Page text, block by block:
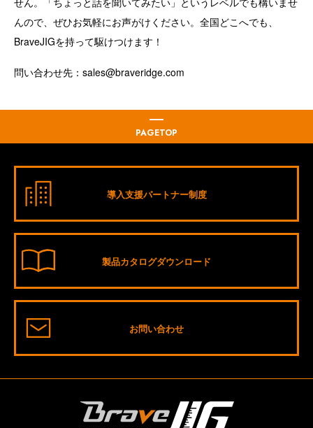
んので、ぜひお気軽にお声がけください。全国どこへでも、
BraveJIGを持って駆けつけます！
問い合わせ先： sales@braveridge.com
PAGETOP
導入支援パートナー制度
製品カタログダウンロード
お問い合わせ